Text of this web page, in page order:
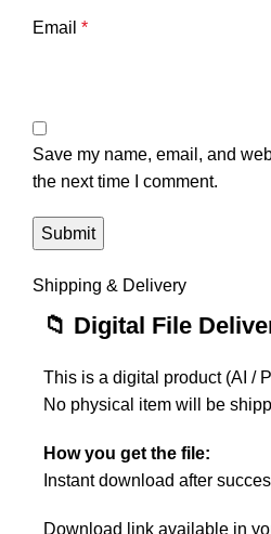
Email *
Save my name, email, and
the next time I comment.
Shipping & Delivery
📁 Digital File
This is a digital product (AI /
No physical item will be
How you get the file:
Instant download after
Download link available in